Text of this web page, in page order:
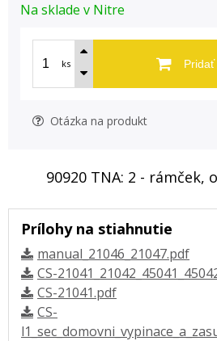
Na sklade v Nitre
ks
Otázka na produkt
90920 TNA: 2 - rámček,
Prílohy na stiahnutie
manual_21046_21047.pdf
CS-
CS-21041.pdf
CS-